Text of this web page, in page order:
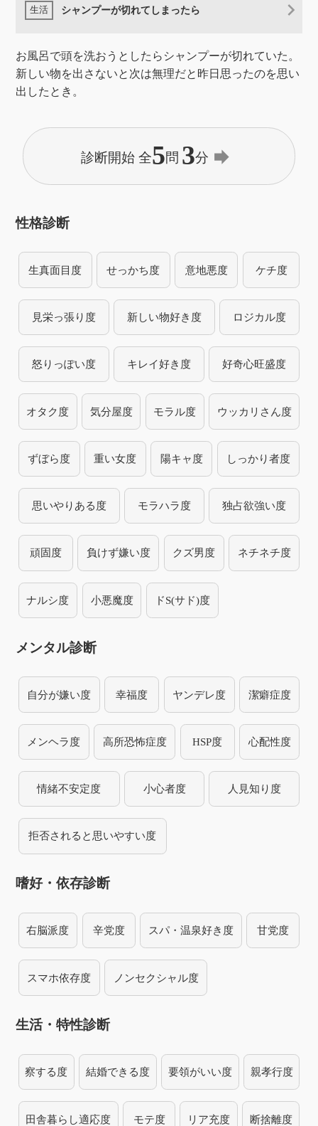
シャンプーが切れてしまったら
お風呂で頭を洗おうとしたらシャンプーが切れていた。
新しい物を出さないと次は無理だと昨日思ったのを思い
出したとき。
診断開始 全5問 3分 forward
性格診断
生真面目度 せっかち度 意地悪度 ケチ度
見栄っ張り度 新しい物好き度 ロジカル度
怒りっぽい度 キレイ好き度 好奇心旺盛度
オタク度 気分屋度 モラル度 ウッカリさん度
ずぼら度 重い女度 陽キャ度 しっかり者度
思いやりある度 モラハラ度 独占欲強い度
頑固度 負けず嫌い度 クズ男度 ネチネチ度
ナルシ度 小悪魔度 ドS(サド)度
メンタル診断
自分が嫌い度 幸福度 ヤンデレ度 潔癖症度
メンヘラ度 高所恐怖症度 HSP度 心配性度
情緒不安定度 小心者度 人見知り度
拒否されると思いやすい度
嗜好・依存診断
右脳派度 辛党度 スパ・温泉好き度 甘党度
スマホ依存度 ノンセクシャル度
生活・特性診断
察する度 結婚できる度 要領がいい度 親孝行度
田舎暮らし適応度 モテ度 リア充度 断捨離度